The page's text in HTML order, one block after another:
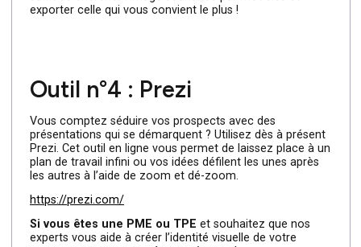
Outil n°4 : Unsplash
Cette banque d’image libre de droit et sans watermark,
convient tout à fait pour illustrer votre site web, posts
réseaux sociaux ou encore vos articles de blog. Il vous
suffit de chercher l’image souhaitée par mot clés et
exporter celle qui vous convient le plus !
Outil n°4 : Prezi